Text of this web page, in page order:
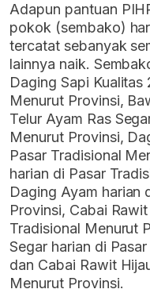
Adapun pantuan
pokok (sembako)
tercatat sebanyak
lainnya naik.
Daging Sapi Kualitas
Menurut Provinsi,
Telur Ayam Ras
Menurut Provinsi,
Pasar Tradisional
harian di Pasar
Daging Ayam harian
Provinsi, Cabai
Tradisional Menurut
Segar harian di
dan Cabai Rawit
Menurut Provinsi.